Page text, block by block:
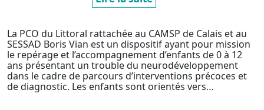
La PCO du Littoral rattachée au CAMSP de Calais et au
SESSAD Boris Vian est un dispositif ayant pour mission
le repérage et l’accompagnement d’enfants de 0 à 12
ans présentant un trouble du neurodéveloppement
dans le cadre de parcours d’interventions précoces et
de diagnostic. Les enfants sont orientés vers…